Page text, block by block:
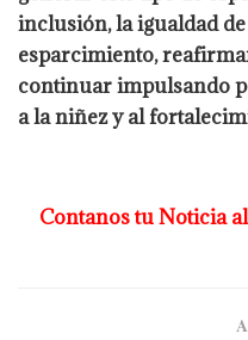
inclusión, la igualdad
esparcimiento,
continuar impulsando
a la niñez y al
Contanos tu Noticia